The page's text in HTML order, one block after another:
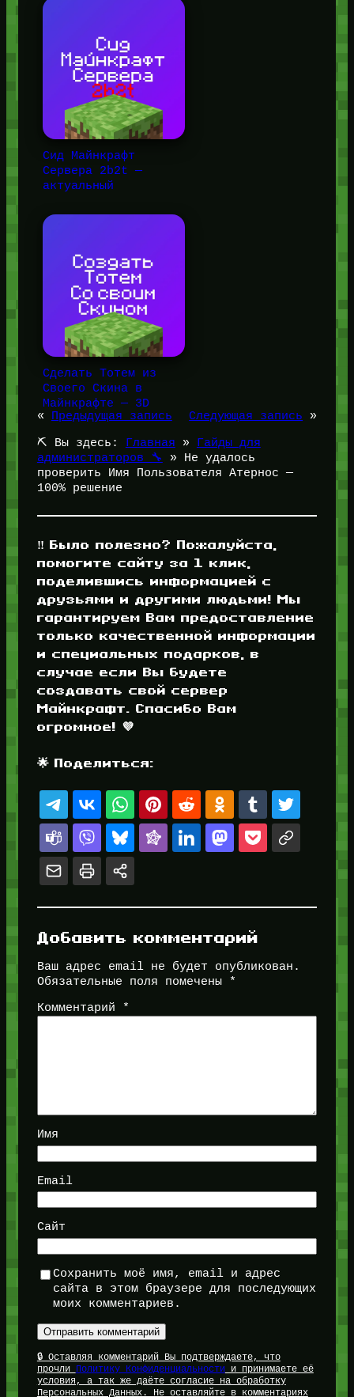
Сид Майнкрафт
Сервера 2b2t —
актуальный
Сделать Тотем из
Своего Скина в
Майнкрафте — 3D
«
Предыдущая запись Следующая запись »
⛏️ Вы здесь: Главная »
Гайды для
администраторов 🔧
»
Не удалось
проверить Имя Пользователя Атернос —
100% решение
‼️ Было полезно? Пожалуйста,
помогите сайту за 1 клик,
поделившись информацией с
друзьями и другими людьми! Мы
гарантируем Вам предоставление
только качественной информации
и специальных подарков, в
случае если Вы будете
создавать свой сервер
Майнкрафт. Спасибо Вам
огромное! 💜
🌟 Поделиться:
Добавить комментарий
Ваш адрес email не будет опубликован.
Обязательные поля помечены
*
Комментарий *
Имя
Email
Сайт
Сохранить моё имя, email и адрес
сайта в этом браузере для последующих
моих комментариев.
🔒 Оставляя комментарий Вы подтверждаете, что
прочли Политику Конфиденциальностии принимаете её
условия, а так же даёте согласие на обработку
Персональных Данных. Не оставляйте в комментариях